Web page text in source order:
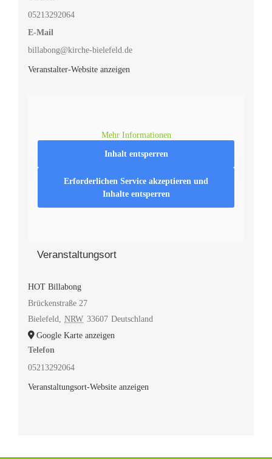
05213292064
E-Mail
billabong@kirche-bielefeld.de
Veranstalter-Website anzeigen
Veranstaltungsort
HOT Billabong
Brückenstraße 27
Bielefeld, NRW 33607 Deutschland
Google Karte anzeigen
Telefon
05213292064
Veranstaltungsort-Website anzeigen
Mehr Informationen
Inhalt entsperren
Erforderlichen Service akzeptieren und
Inhalte entsperren